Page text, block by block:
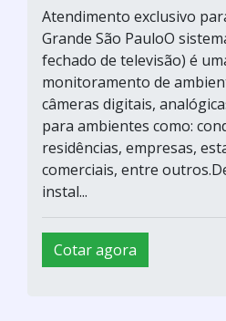
Atendimento exclusivo
Grande São PauloO
fechado de televisão) é
monitoramento de
câmeras digitais,
para ambientes como:
residências, empresas,
comerciais, entre
instal...
Cotar agora